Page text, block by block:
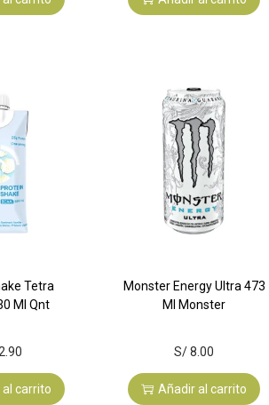
Tetra
Ml Qnt
carrito
Monster Energy Ultra 473
Ml Monster
S/8.00
Añadir al carrito